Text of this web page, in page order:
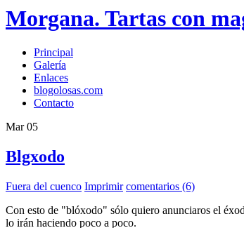
Morgana. Tartas con
Principal
Galería
Enlaces
blogolosas.com
Contacto
Mar 05
Blgxodo
Fuera del cuenco Imprimir comentarios (6)
Con esto de "blóxodo" sólo quiero anunciaros el
lo irán haciendo poco a poco.